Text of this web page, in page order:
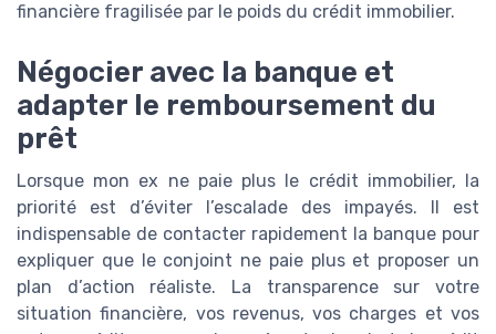
financière fragilisée par le poids du crédit immobilier.
Négocier avec la banque et
adapter le remboursement du
prêt
Lorsque mon ex ne paie plus le crédit immobilier, la
priorité est d’éviter l’escalade des impayés. Il est
indispensable de contacter rapidement la banque pour
expliquer que le conjoint ne paie plus et proposer un
plan d’action réaliste. La transparence sur votre
situation financière, vos revenus, vos charges et vos